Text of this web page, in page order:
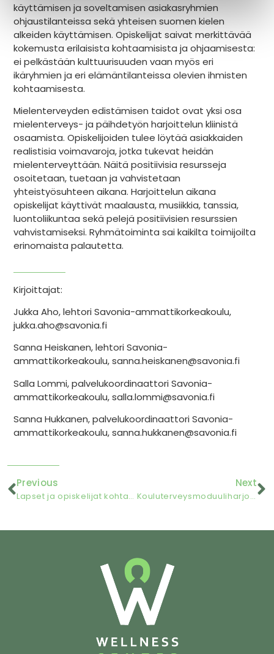
käyttämisen ja soveltamisen asiakasryhmien
ohjaustilanteissa sekä yhteisen suomen kielen
alkeiden käyttämisen. Opiskelijat saivat merkittävää
kokemusta erilaisista kohtaamisista ja ohjaamisesta:
ei pelkästään kulttuurisuuden vaan myös eri
ikäryhmien ja eri elämäntilanteissa olevien ihmisten
kohtaamisesta.
Mielenterveyden edistämisen taidot ovat yksi osa
mielenterveys- ja päihdetyön harjoittelun kliinistä
osaamista. Opiskelijoiden tulee löytää asiakkaiden
realistisia voimavaroja, jotka tukevat heidän
mielenterveyttään. Näitä positiivisia resursseja
osoitetaan, tuetaan ja vahvistetaan
yhteistyösuhteen aikana. Harjoittelun aikana
opiskelijat käyttivät maalausta, musiikkia, tanssia,
luontoliikuntaa sekä pelejä positiivisien resurssien
vahvistamiseksi. Ryhmätoiminta sai kaikilta toimijoilta
erinomaista palautetta.
Kirjoittajat:
Jukka Aho, lehtori Savonia-ammattikorkeakoulu,
jukka.aho@savonia.fi
Sanna Heiskanen, lehtori Savonia-
ammattikorkeakoulu, sanna.heiskanen@savonia.fi
Salla Lommi, palvelukoordinaattori Savonia-
ammattikorkeakoulu, salla.lommi@savonia.fi
Sanna Hukkanen, palvelukoordinaattori Savonia-
ammattikorkeakoulu, sanna.hukkanen@savonia.fi
Previous
Lapset ja opiskelijat kohtaavat Nallesairaalassa
Next
Kouluterveysmoduuliharjoittelu -pilotointi kevät 2025